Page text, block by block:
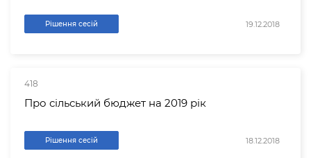
Рішення сесій 19.12.2018
418
Про сільський бюджет на 2019 рік
Рішення сесій 18.12.2018